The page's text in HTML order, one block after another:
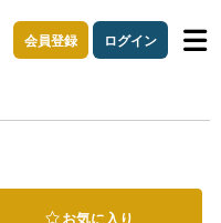
会員登録 ログイン
お気に入り